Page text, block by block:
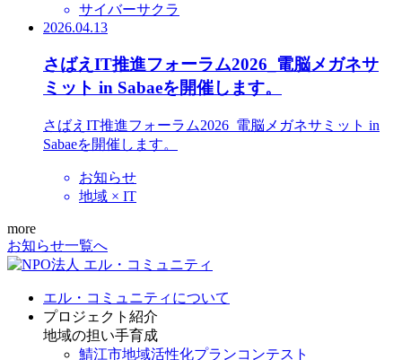
サイバーサクラ
2026.04.13
さばえIT推進フォーラム2026_電脳メガネサ
ミット in Sabaeを開催します。
さばえIT推進フォーラム2026_電脳メガネサミット in
Sabaeを開催します。
お知らせ
地域 × IT
more
お知らせ一覧へ
エル・コミュニティについて
プロジェクト紹介
地域の担い手育成
鯖江市地域活性化プランコンテスト